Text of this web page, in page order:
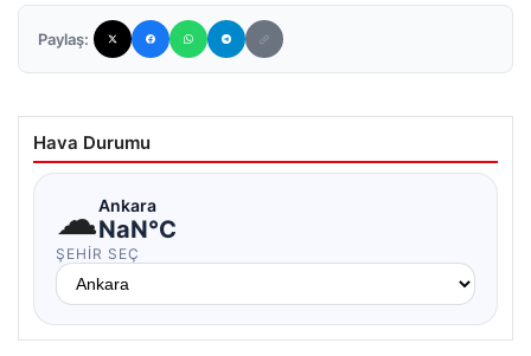
Paylaş:
Hava Durumu
☁Ankara
NaN°C
ŞEHIR SEÇ